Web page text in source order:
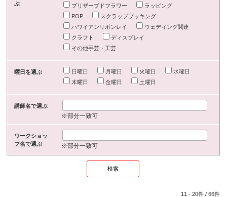
ぶ
プリザーブドフラワー
ラッピング
POP
スクラップブッキング
ハワイアンリボンレイ
ウェディング関連
クラフト
ディスプレイ
その他手芸・工芸
曜日を選ぶ 日曜日 月曜日 火曜日
水曜日
木曜日
金曜日 土曜日
講師名で選ぶ
※部分一致可
ワークショッ
プ名で選ぶ
※部分一致可
11 -20件 /66件